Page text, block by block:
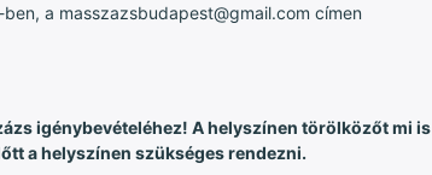
a masszazsbudapest@gmail.com címen
igénybevételéhez! A helyszínen törölközőt mi is
a helyszínen szükséges rendezni.